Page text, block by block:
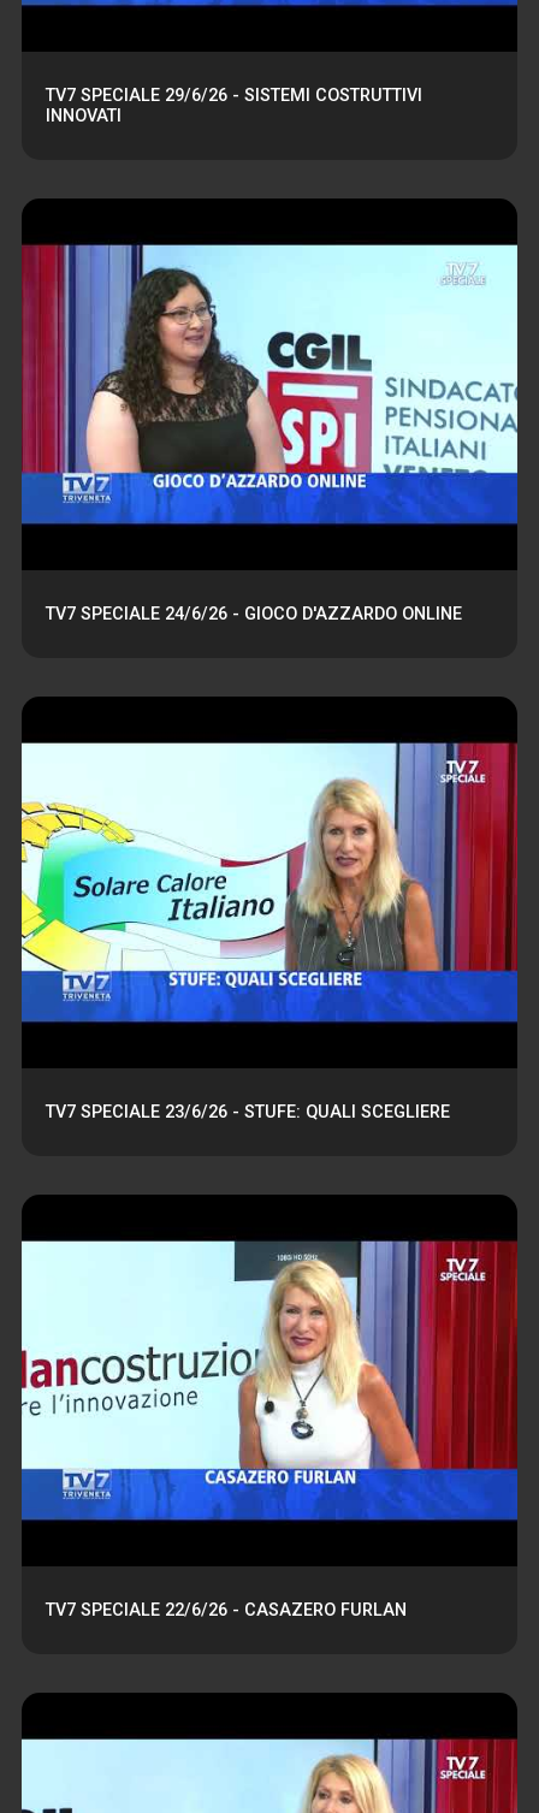
TV7 SPECIALE 29/6/26 - SISTEMI COSTRUTTIVI
INNOVATI
TV7 SPECIALE 24/6/26 - GIOCO D'AZZARDO ONLINE
TV7 SPECIALE 23/6/26 - STUFE: QUALI SCEGLIERE
TV7 SPECIALE 22/6/26 - CASAZERO FURLAN